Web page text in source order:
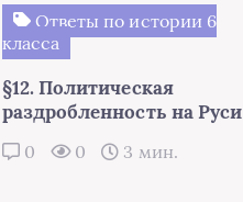
Ответы по истории 6
класса
§12. Политическая
раздробленность на Руси
0 0 3 мин.